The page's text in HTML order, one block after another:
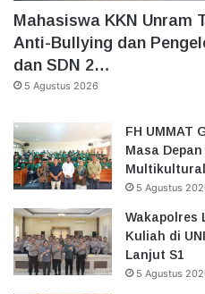
Mahasiswa KKN Unram
Anti-Bullying dan
dan SDN 2…
5 Agustus 2026
FH UMMAT
Masa
Multikultural
5 Agustus
Wakapolres
Kuliah di
Lanjut S1
5 Agustus